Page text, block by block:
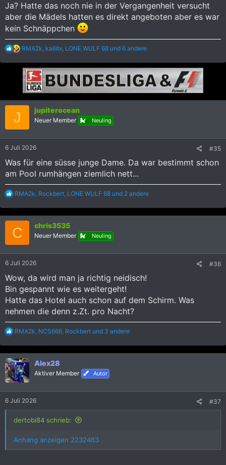
Ja? Hatte das noch nie in der Vergangenheit versucht
aber die Mädels hatten es direkt angeboten aber es war
kein Schnäppchen
R
a
k
n
:
RMA2k, kallitx, LONE WULF 68 und 6 andere
J jupiterocean
Neuer Member Neuling
6 Juli 2026 #35
Was für eine süsse junge Dame. Da war bestimmt schon
am Pool rumhängen ziemlich nett...
R
a
k
i
n
RMA2k, Rockbert, LONE WULF 68 und 2 andere
C chris3535
Neuer Member Neuling
6 Juli 2026 #36
Wow, da wird man ja richtig neidisch!
Bin gespannt wie es weitergeht!
Hatte das Hotel auch schon auf dem Schirm. Was
nehmen die denn z.Zt. pro Nacht?
R
a
k
t
i
o
n
:
RMA2k, NCS666, Rockbert und 3 andere
Alex28
Aktiver Member Autor
6 Juli 2026 #37
dertobi84 schrieb:
Anhang anzeigen 2232463